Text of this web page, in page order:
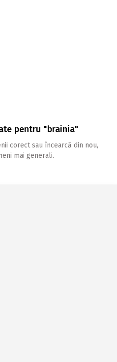
pentru "brainia"
corect sau încearcă din nou,
mai generali.